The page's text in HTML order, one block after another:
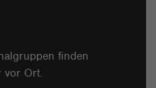
finden
vor Ort.